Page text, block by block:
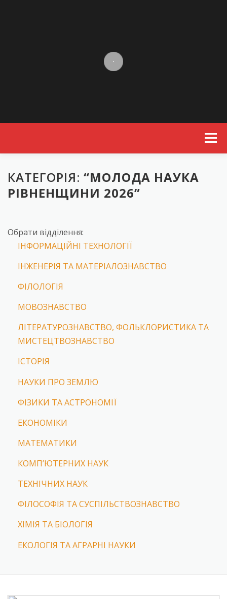
Menu
КАТЕГОРІЯ: “МОЛОДА НАУКА
РІВНЕНЩИНИ 2026”
Обрати відділення:
ІНФОРМАЦІЙНІ ТЕХНОЛОГІЇ
ІНЖЕНЕРІЯ ТА МАТЕРІАЛОЗНАВСТВО
ФІЛОЛОГІЯ
МОВОЗНАВСТВО
ЛІТЕРАТУРОЗНАВСТВО, ФОЛЬКЛОРИСТИКА ТА
МИСТЕЦТВОЗНАВСТВО
ІСТОРІЯ
НАУКИ ПРО ЗЕМЛЮ
ФІЗИКИ ТА АСТРОНОМІЇ
ЕКОНОМІКИ
МАТЕМАТИКИ
КОМП’ЮТЕРНИХ НАУК
ТЕХНІЧНИХ НАУК
ФІЛОСОФІЯ ТА СУСПІЛЬСТВОЗНАВСТВО
ХІМІЯ ТА БІОЛОГІЯ
ЕКОЛОГІЯ ТА АГРАРНІ НАУКИ